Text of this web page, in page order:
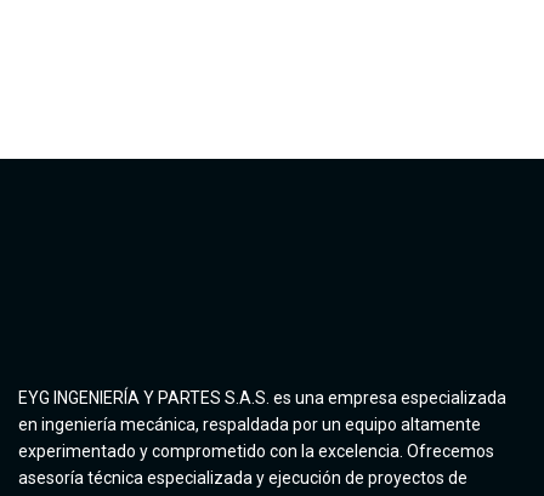
EYG INGENIERÍA Y PARTES S.A.S. es una empresa especializada
en ingeniería mecánica, respaldada por un equipo altamente
experimentado y comprometido con la excelencia. Ofrecemos
asesoría técnica especializada y ejecución de proyectos de